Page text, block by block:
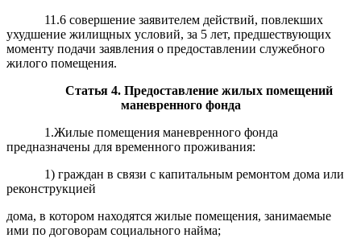
11.6 совершение заявителем действий, повлекших
ухудшение жилищных условий, за 5 лет, предшествующих
моменту подачи заявления о предоставлении служебного
жилого помещения.
Статья4. Предоставление жилых помещений
маневренного фонда
1.Жилые помещения маневренного фонда
предназначены для временного проживания:
1) граждан в связи с капитальным ремонтом дома или
реконструкцией
дома, в котором находятся жилые помещения, занимаемые
ими по договорам социального найма;